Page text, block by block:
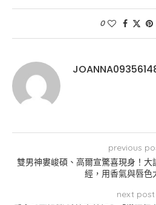
0
previous
雙男神婁峻碩、高爾宣驚喜現身！
經，用香氣與唇色
next post